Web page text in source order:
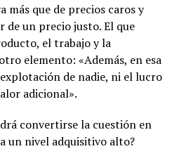
más que de precios caros y
un precio justo. El que
el trabajo y la
elemento: «Además, en esa
de nadie, ni el lucro
adicional».
convertirse la cuestión en
un nivel adquisitivo alto?